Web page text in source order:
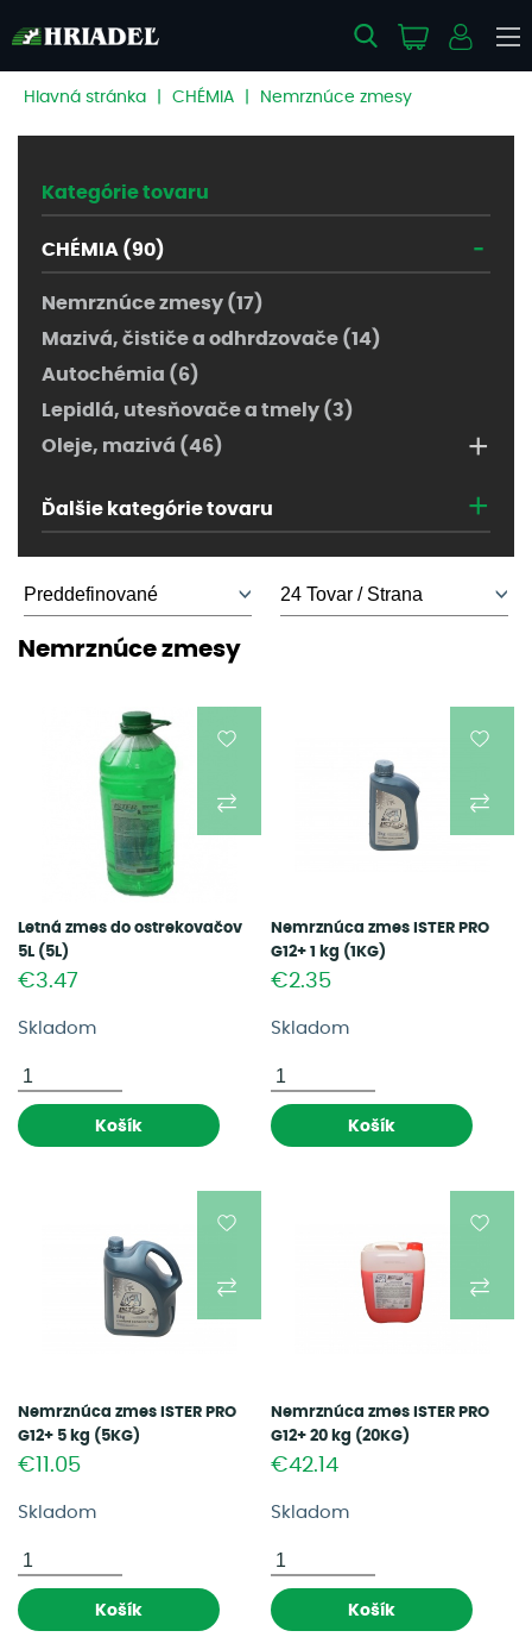
Hlavná stránka CHÉMIA Nemrznúce zmesy
Kategórie tovaru
CHÉMIA (90) -
Nemrznúce zmesy (17)
Mazivá, čističe a odhrdzovače (14)
Autochémia (6)
Lepidlá, utesňovače a tmely (3)
Oleje, mazivá (46)
+
Ďalšie kategórie tovaru +
Nemrznúce zmesy
Letná zmes do ostrekovačov
5L (5L)
€3.47
Skladom
Košík
Nemrznúca zmes ISTER PRO
G12+ 1 kg (1KG)
€2.35
Skladom
Košík
Nemrznúca zmes ISTER PRO
G12+ 5 kg (5KG)
€11.05
Skladom
Košík
Nemrznúca zmes ISTER PRO
G12+ 20 kg (20KG)
€42.14
Skladom
Košík